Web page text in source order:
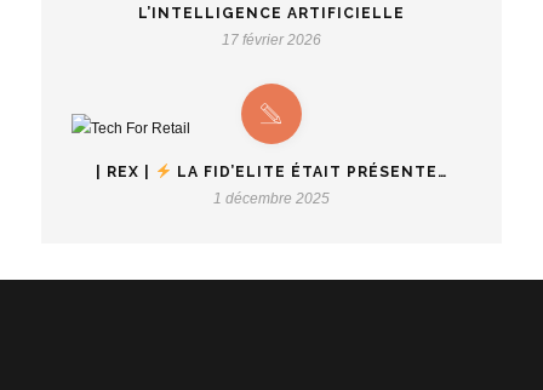
L’INTELLIGENCE ARTIFICIELLE
17 février 2026
| REX |
LA FID’ELITE ÉTAIT PRÉSENTE…
1 décembre 2025